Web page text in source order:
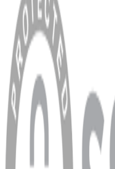
Hakkımızda
Blog
MÜŞTERİ HİZMETLERİ
Hesabım
Sipariş Sorgulama
Banka Hesap Bilgileri
YARDIM VE DESTEK
Ödeme ve Teslimat
Garanti ve İade Şartları
info@dukkanhifi.com
0850